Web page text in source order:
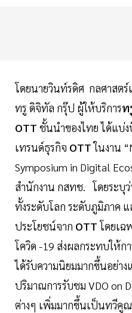
โดยนายวินท์รดิศ กลศาสต
ทรู ดิจิทัล กรุ๊ป ผู้ให้บริการท
OTT ชั้นนำของไทย ได้แบ่
เทรนด์ธุรกิจ OTTในงาน
Symposium in Digital
สำนักงาน กสทช. โดยระบุ
ทั้งระดับโลก ระดับภูมิภาค
ประโยชน์จาก OTTโดยเฉ
โควิด -19 ส่งผลกระทบให้
ได้รับความนิยมมากขึ้นอย่า
ปริมาณการรับชม VDO on
ต่างๆ เพิ่มมากขึ้นเป็นทวีคูณ